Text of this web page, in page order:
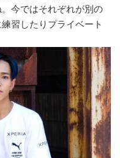
今ではそれぞれが別の
習したりプライベート